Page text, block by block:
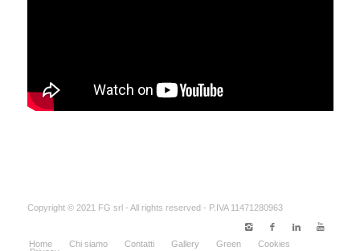
Copyright © 2021 FG srl - All rights reserved - P.IVA 11471280963
Home Chi siamo Contatti Gallery Green
Cookies